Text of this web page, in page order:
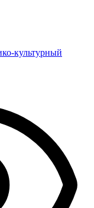
культурный